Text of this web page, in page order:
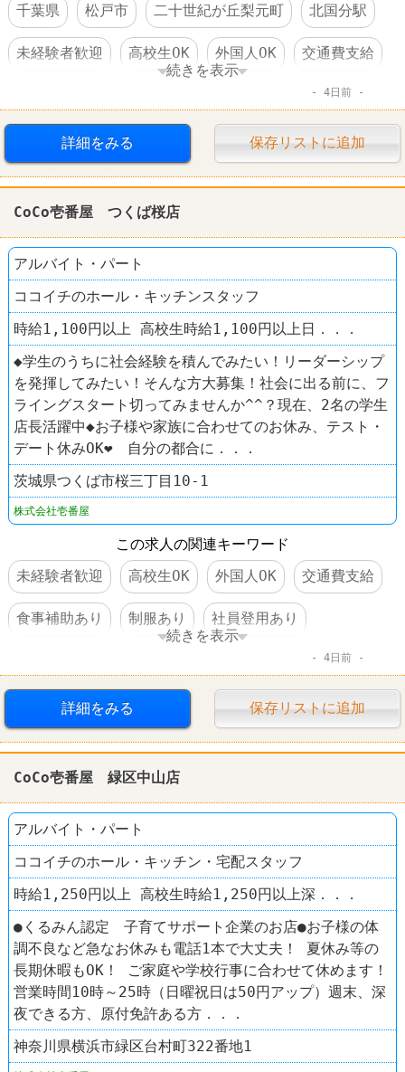
千葉県
松戸市 二十世紀が丘梨元町 北国分駅
未経験者歓迎 高校生OK 外国人OK 交通費支給
車・バイク通勤可 ファーストフード レストラン
CoCo壱番屋
続きを表示
4日前
詳細をみる 保存リストに追加
CoCo壱番屋 つくば桜店
アルバイト・パート
ココイチのホール・キッチンスタッフ
時給1,100円以上 高校生時給1,100円以上日．．．
◆学生のうちに社会経験を積んでみたい！リーダーシップ
を発揮してみたい！そんな方大募集！社会に出る前に、フ
ライングスタート切ってみませんか^^？現在、2名の学生
店長活躍中◆お子様や家族に合わせてのお休み、テスト・
デート休みOK❤ 自分の都合に．．．
茨城県つくば市桜三丁目10-1
株式会社壱番屋
この求人の関連キーワード
未経験者歓迎
高校生OK 外国人OK 交通費支給
食事補助あり 制服あり 社員登用あり
レストラン
CoCo壱番屋
続きを表示
4日前
詳細をみる 保存リストに追加
CoCo壱番屋 緑区中山店
アルバイト・パート
ココイチのホール・キッチン・宅配スタッフ
時給1,250円以上 高校生時給1,250円以上深．．．
●くるみん認定 子育てサポート企業のお店●お子様の体
調不良など急なお休みも電話1本で大丈夫！ 夏休み等の
長期休暇もOK！ ご家庭や学校行事に合わせて休めます！
営業時間10時～25時（日曜祝日は50円アップ）週末、深
夜できる方、原付免許ある方．．．
神奈川県横浜市緑区台村町322番地1